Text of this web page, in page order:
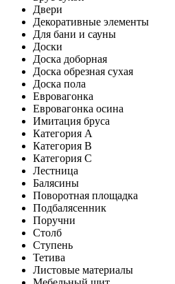
Двери
Декоративные элементы
Для бани и сауны
Доски
Доска доборная
Доска обрезная сухая
Доска пола
Евровагонка
Евровагонка осина
Имитация бруса
Категория A
Категория B
Категория C
Лестница
Балясины
Поворотная площадка
Подбалясенник
Поручни
Столб
Ступень
Тетива
Листовые материалы